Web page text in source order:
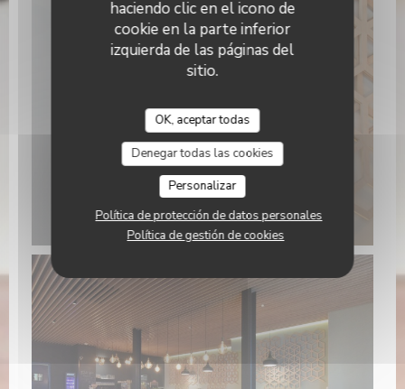
haciendo clic en el icono de
cookie en la parte inferior
izquierda de las páginas del
sitio.
OK, aceptar todas
Denegar todas las cookies
Personalizar
Política de protección de datos personales
Política de gestión de cookies